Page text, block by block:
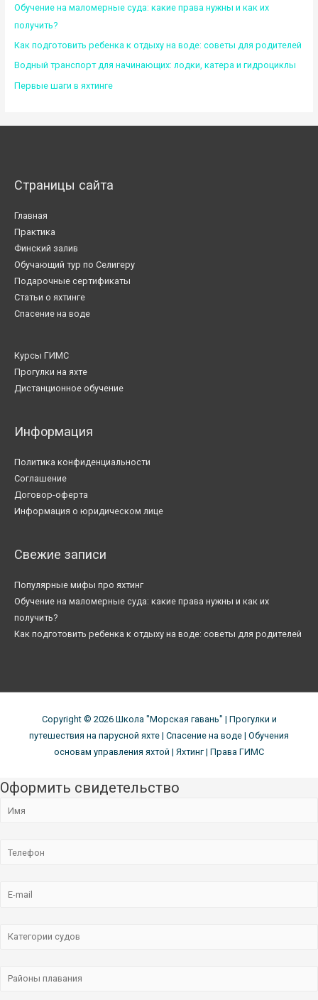
Обучение на маломерные суда: какие права нужны и как их
получить?
Как подготовить ребенка к отдыху на воде: советы для родителей
Водный транспорт для начинающих: лодки, катера и гидроциклы
Первые шаги в яхтинге
Страницы сайта
Главная
Практика
Финский залив
Обучающий тур по Селигеру
Подарочные сертификаты
Статьи о яхтинге
Спасение на воде
Курсы ГИМС
Прогулки на яхте
Дистанционное обучение
Информация
Политика конфиденциальности
Соглашение
Договор-оферта
Информация о юридическом лице
Свежие записи
Популярные мифы про яхтинг
Обучение на маломерные суда: какие права нужны и как их
получить?
Как подготовить ребенка к отдыху на воде: советы для родителей
Copyright © 2026 Школа "Морская гавань" | Прогулки и
путешествия на парусной яхте | Спасение на воде | Обучения
основам управления яхтой | Яхтинг | Права ГИМС
Оформить свидетельство